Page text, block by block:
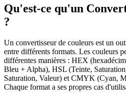
Qu'est-ce qu'un
?
Un convertisseur de couleurs est un
entre différents formats. Les couleurs
différentes manières : HEX
Bleu + Alpha), HSL (Teinte,
Saturation, Valeur) et CMYK (Cyan,
Chaque format a ses propres cas